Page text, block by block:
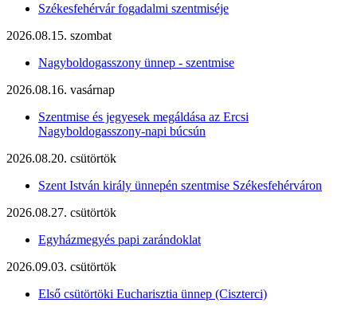
Székesfehérvár fogadalmi szentmiséje
2026.08.15. szombat
Nagyboldogasszony ünnep - szentmise
2026.08.16. vasárnap
Szentmise és jegyesek megáldása az Ercsi
Nagyboldogasszony-napi búcsún
2026.08.20. csütörtök
Szent István király ünnepén szentmise Székesfehérváron
2026.08.27. csütörtök
Egyházmegyés papi zarándoklat
2026.09.03. csütörtök
Első csütörtöki Eucharisztia ünnep (Ciszterci)